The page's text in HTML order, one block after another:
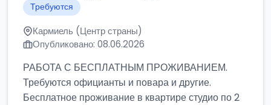
Требуются
Кармиель (Центр страны)
Опубликовано: 08.06.2026
РАБОТА С БЕСПЛАТНЫМ ПРОЖИВАНИЕМ.
Требуются официанты и повара и другие.
Бесплатное проживание в квартире студио по 2